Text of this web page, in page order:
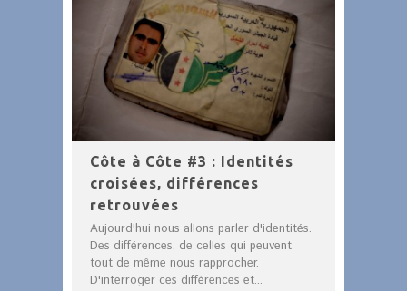
Côte à Côte #3 : Identités
croisées, différences
retrouvées
Aujourd'hui nous allons parler d'identités.
Des différences, de celles qui peuvent
tout de même nous rapprocher.
D'interroger ces différences et...